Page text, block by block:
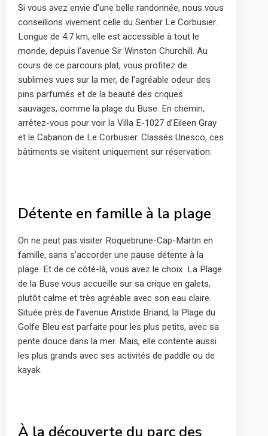
Si vous avez envie d’une belle randonnée, nous vous
conseillons vivement celle du Sentier Le Corbusier.
Longue de 4.7 km, elle est accessible à tout le
monde, depuis l’avenue Sir Winston Churchill. Au
cours de ce parcours plat, vous profitez de
sublimes vues sur la mer, de l’agréable odeur des
pins parfumés et de la beauté des criques
sauvages, comme la plage du Buse. En chemin,
arrêtez-vous pour voir la Villa E-1027 d’Eileen Gray
et le Cabanon de Le Corbusier. Classés Unesco, ces
bâtiments se visitent uniquement sur réservation.
Détente en famille à la plage
On ne peut pas visiter Roquebrune-Cap-Martin en
famille, sans s’accorder une pause détente à la
plage. Et de ce côté-là, vous avez le choix. La Plage
de la Buse vous accueille sur sa crique en galets,
plutôt calme et très agréable avec son eau claire.
Située près de l’avenue Aristide Briand, la Plage du
Golfe Bleu est parfaite pour les plus petits, avec sa
pente douce dans la mer. Mais, elle contente aussi
les plus grands avec ses activités de paddle ou de
kayak.